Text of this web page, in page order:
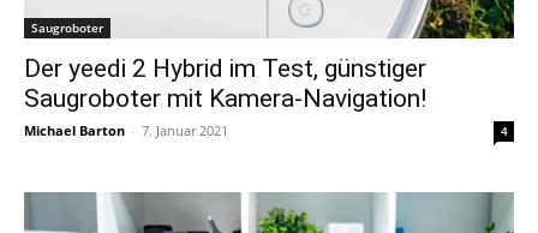
Saugroboter
Der yeedi 2 Hybrid im Test, günstiger
Saugroboter mit Kamera-Navigation!
Michael Barton - 7. Januar 2021 4